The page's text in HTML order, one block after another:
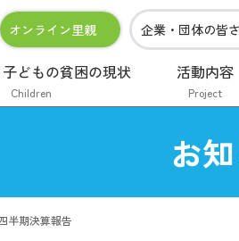
オンライン里親 企業・団体の皆
どもの貧困の現状
Children
活動内容
Project
お
半期決算報告